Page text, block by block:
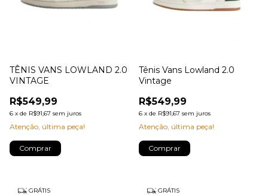
TÊNIS VANS LOWLAND 2.0
VINTAGE
R$549,99
6 x de R$91,67 sem juros
Atenção, última peça!
Comprar
Tênis Vans Lowland 2.0
Vintage
R$549,99
6 x de R$91,67 sem juros
Atenção, última peça!
Comprar
GRÁTIS GRÁTIS